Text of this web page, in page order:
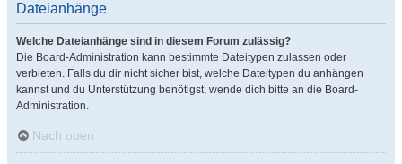
Dateianhänge
Welche Dateianhänge sind in diesem Forum zulässig?
Die Board-Administration kann bestimmte Dateitypen zulassen oder
verbieten. Falls du dir nicht sicher bist, welche Dateitypen du anhängen
kannst und du Unterstützung benötigst, wende dich bitte an die Board-
Administration.
Nach oben